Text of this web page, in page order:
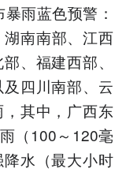
雨蓝色预警：
南南部、江西
、福建西部、
四川南部、云
其中，广西东
（100～120毫
水（最大小时